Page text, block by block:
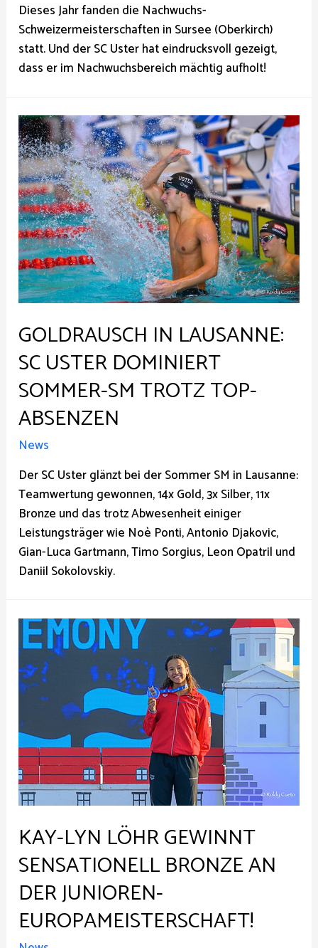
Dieses Jahr fanden die Nachwuchs-
Schweizermeisterschaften in Sursee (Oberkirch)
statt. Und der SC Uster hat eindrucksvoll gezeigt,
dass er im Nachwuchsbereich mächtig aufholt!
GOLDRAUSCH IN LAUSANNE:
SC USTER DOMINIERT
SOMMER-SM TROTZ TOP-
ABSENZEN
News
Der SC Uster glänzt bei der Sommer SM in Lausanne:
Teamwertung gewonnen, 14x Gold, 3x Silber, 11x
Bronze und das trotz Abwesenheit einiger
Leistungsträger wie Noè Ponti, Antonio Djakovic,
Gian-Luca Gartmann, Timo Sorgius, Leon Opatril und
Daniil Sokolovskiy.
KAY-LYN LÖHR GEWINNT
SENSATIONELL BRONZE AN
DER JUNIOREN-
EUROPAMEISTERSCHAFT!